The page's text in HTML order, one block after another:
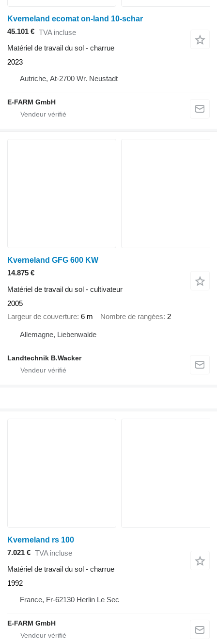
Kverneland ecomat on-land 10-schar
45.101 € TVA incluse
Matériel de travail du sol - charrue
2023
Autriche, At-2700 Wr. Neustadt
E-FARM GmbH
Kverneland GFG 600 KW
14.875 €
Matériel de travail du sol - cultivateur
2005
Largeur de couverture 6 m Nombre de rangées 2
Allemagne, Liebenwalde
Landtechnik B.Wacker
Kverneland rs 100
7.021 € TVA incluse
Matériel de travail du sol - charrue
1992
France, Fr-62130 Herlin Le Sec
E-FARM GmbH